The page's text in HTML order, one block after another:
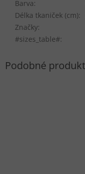
Barva:
Délka tkaniček (cm):
Značky:
#sizes_table#: